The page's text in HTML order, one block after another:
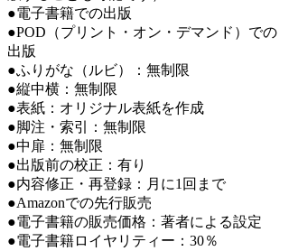
●電子書籍での出版
●POD（プリント・オン・デマンド）での
出版
●ふりがな（ルビ）：無制限
●縦中横：無制限
●表紙：オリジナル表紙を作成
●脚注・索引：無制限
●中扉：無制限
●出版前の校正：有り
●内容修正・再登録：月に1回まで
●Amazonでの先行販売
●電子書籍の販売価格：著者による設定
●電子書籍ロイヤリティー：30％